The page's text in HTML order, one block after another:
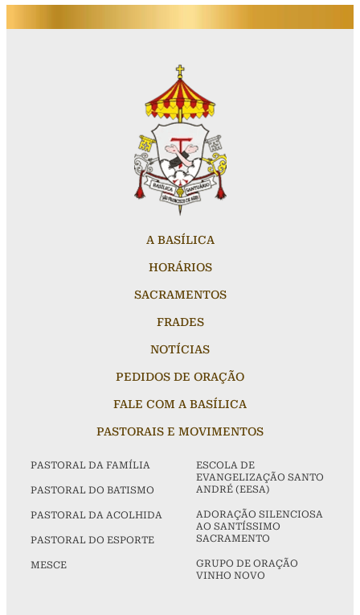
A BASÍLICA
HORÁRIOS
SACRAMENTOS
FRADES
NOTÍCIAS
PEDIDOS DE ORAÇÃO
FALE COM A BASÍLICA
PASTORAIS E MOVIMENTOS
PASTORAL DA FAMÍLIA
PASTORAL DO BATISMO
PASTORAL DA ACOLHIDA
PASTORAL DO ESPORTE
MESCE
ESCOLA DE
EVANGELIZAÇÃO SANTO
ANDRÉ (EESA)
ADORAÇÃO SILENCIOSA
AO SANTÍSSIMO
SACRAMENTO
GRUPO DE ORAÇÃO
VINHO NOVO